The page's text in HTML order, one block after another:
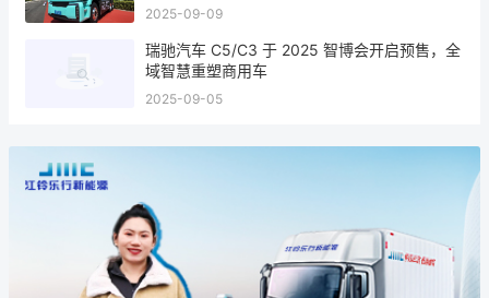
2025-09-09
瑞驰汽车 C5/C3 于 2025 智博会开启预售，全
域智慧重塑商用车
2025-09-05